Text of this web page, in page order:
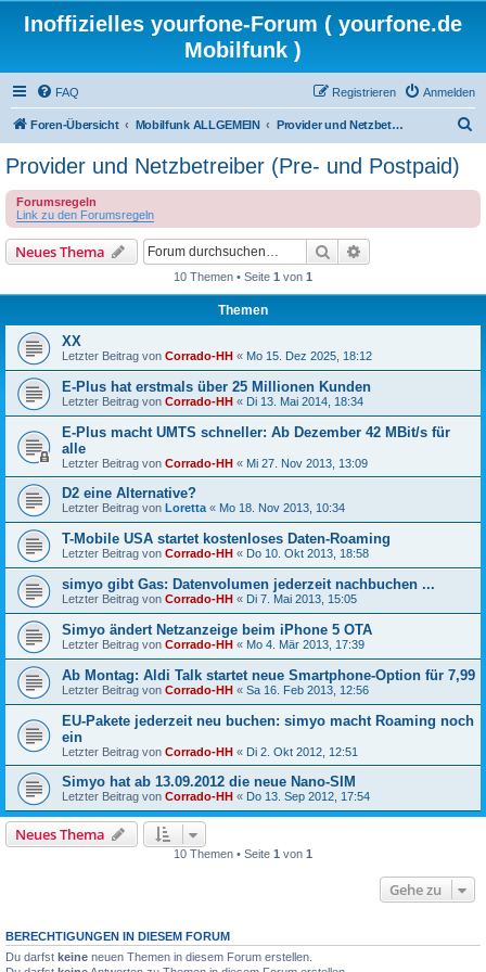
Inoffizielles yourfone-Forum ( yourfone.de
Mobilfunk )
FAQ Anmelden
Registrieren
Foren-Übersicht Mobilfunk ALLGEMEIN Provider und Netzbetreiber (Pre- und Postpaid)
e
Provider und Netzbetreiber (Pre- und Postpaid)
Forumsregeln
Link zu den Forumsregeln
Neues Thema Suche
10 Themen • Seite 1 von 1
Themen
XX
Letzter Beitrag von Corrado-HH « Mo 15. Dez 2025, 18:12
E-Plus hat erstmals über 25 Millionen Kunden
Letzter Beitrag von Corrado-HH « Di 13. Mai 2014, 18:34
E-Plus macht UMTS schneller: Ab Dezember 42 MBit/s für
alle
Letzter Beitrag von Corrado-HH « Mi 27. Nov 2013, 13:09
D2 eine Alternative?
Letzter Beitrag von Loretta « Mo 18. Nov 2013, 10:34
T-Mobile USA startet kostenloses Daten-Roaming
Letzter Beitrag von Corrado-HH « Do 10. Okt 2013, 18:58
simyo gibt Gas: Datenvolumen jederzeit nachbuchen ...
Letzter Beitrag von Corrado-HH « Di 7. Mai 2013, 15:05
Simyo ändert Netzanzeige beim iPhone 5 OTA
Letzter Beitrag von Corrado-HH « Mo 4. Mär 2013, 17:39
Ab Montag: Aldi Talk startet neue Smartphone-Option für 7,99
Letzter Beitrag von Corrado-HH « Sa 16. Feb 2013, 12:56
EU-Pakete jederzeit neu buchen: simyo macht Roaming noch
ein
Letzter Beitrag von Corrado-HH « Di 2. Okt 2012, 12:51
Simyo hat ab 13.09.2012 die neue Nano-SIM
Letzter Beitrag von Corrado-HH « Do 13. Sep 2012, 17:54
Neues Thema
10 Themen • Seite 1 von 1
Gehe zu
BERECHTIGUNGEN IN DIESEM FORUM
Du darfst keine neuen Themen in diesem Forum erstellen.